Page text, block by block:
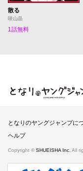
散る
咲山晶
1話無料
となりの
となりのヤングジャンプに
ヘルプ
Copyright © SHUEISHA Inc. All
ヤンジャンプラス